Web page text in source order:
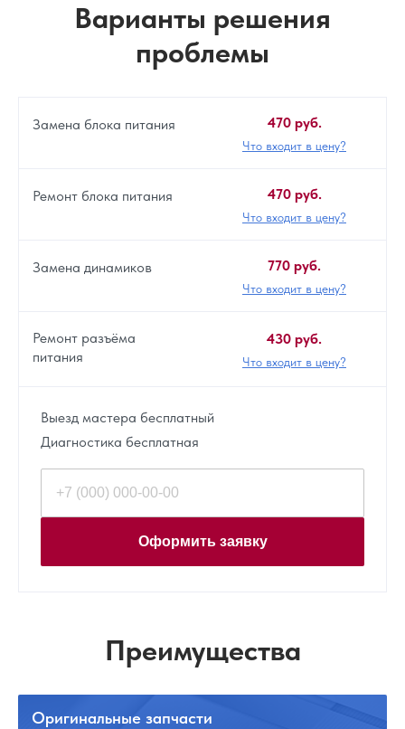
Варианты решения
проблемы
Замена блока питания 470 руб.
Что входит в цену?
Ремонт блока питания 470 руб.
Что входит в цену?
Замена динамиков 770 руб.
Что входит в цену?
Ремонт разъёма
питания
430 руб.
Что входит в цену?
Выезд мастера бесплатный
Диагностика бесплатная
Оформить заявку
Преимущества
Оригинальные запчасти